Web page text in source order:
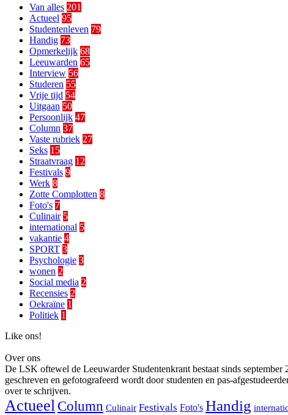
Van alles 201
Actueel 95
Studentenleven 79
Handig 73
Opmerkelijk 68
Leeuwarden 65
Interview 56
Studeren 55
Vrije tijd 54
Uitgaan 50
Persoonlijk 47
Column 37
Vaste rubriek 27
Seks 15
Straatvraag 12
Festivals 9
Werk 8
Zotte Complotten 8
Foto's 7
Culinair 5
international 5
vakantie 4
SPORT 3
Psychologie 3
wonen 2
Social media 2
Recensies 2
Oekraïne 1
Politiek 1
Like ons!
Over ons
De LSK oftewel de Leeuwarder Studentenkrant bestaat sinds
geschreven en gefotografeerd wordt door studenten en pas-
over te schrijven.
Actueel Column Culinair Festivals Foto's Handig